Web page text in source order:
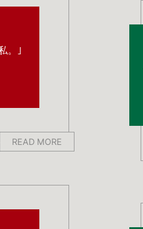
。｣
READ MORE